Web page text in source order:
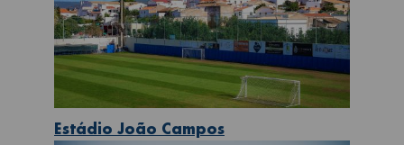
Estádio João Campos